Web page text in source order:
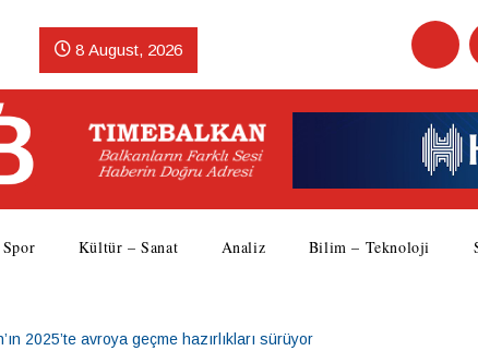
8 August, 2026
Spor Kültür – Sanat Analiz Bilim – Teknoloji
2025’te avroya geçme hazırlıkları sürüyor